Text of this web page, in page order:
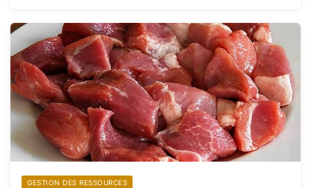
GESTION DES RESSOURCES